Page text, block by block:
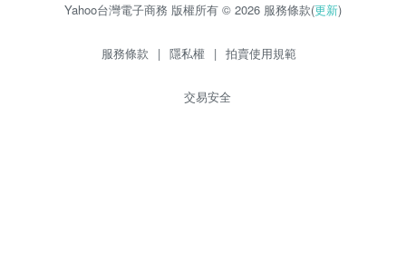
Yahoo台灣電子商務 版權所有 © 2026 服務條款(更新)
服務條款 | 隱私權 | 拍賣使用規範
交易安全